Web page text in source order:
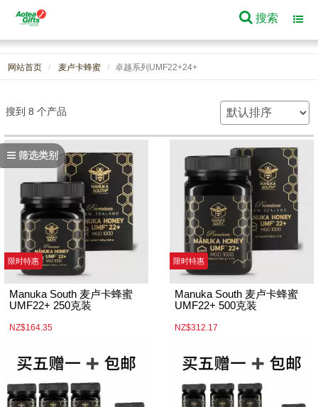
搜索
网站首页 麦卢卡蜂蜜 卓越系列UMF22+24+
筛选类别
搜到 8 个产品
限时特惠
Manuka South 麦卢卡蜂蜜
UMF22+ 250克装
NZ$164.35
限时特惠
Manuka South 麦卢卡蜂蜜
UMF22+ 500克装
NZ$312.17